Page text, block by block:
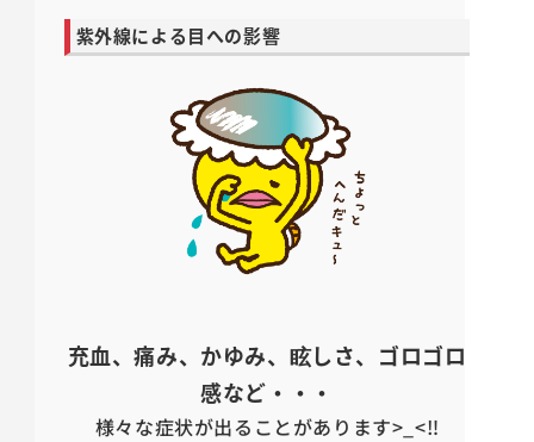
紫外線による目への影響
充血、痛み、かゆみ、眩しさ、ゴロゴロ
感など・・・
様々な症状が出ることがあります>_<‼️